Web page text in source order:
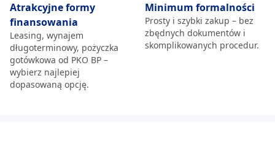
Atrakcyjne formy
finansowania
Leasing, wynajem
długoterminowy, pożyczka
gotówkowa od PKO BP –
wybierz najlepiej
dopasowaną opcję.
Minimum formalności
Prosty i szybki zakup – bez
zbędnych dokumentów i
skomplikowanych procedur.